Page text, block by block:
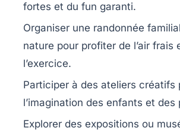
fortes et du fun garanti.
Organiser une randonnée
nature pour profiter de l’air frais
l’exercice.
Participer à des ateliers créatifs
l’imagination des enfants et des
Explorer des expositions ou